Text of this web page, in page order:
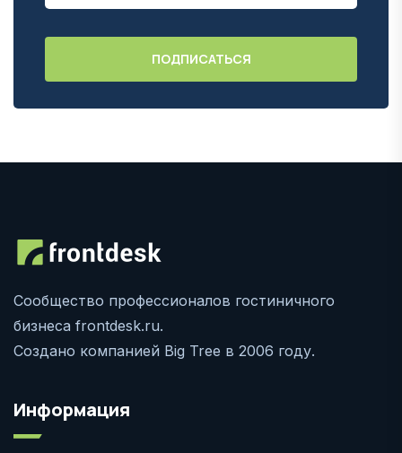
Сообщество профессионалов гостиничного
бизнеса frontdesk.ru.
Создано компанией Big Tree в 2006 году.
Информация